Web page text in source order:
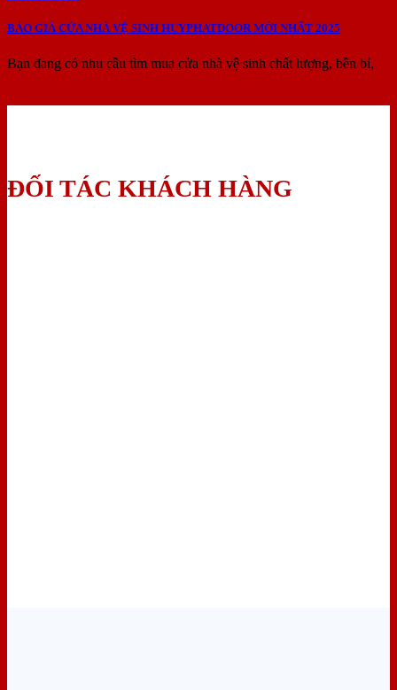
BÁO GIÁ CỬA NHÀ VỆ SINH HUYPHATDOOR MỚI NHẤT 2025
Bạn đang có nhu cầu tìm mua cửa nhà vệ sinh chất lượng, bền bỉ,
ĐỐI TÁC KHÁCH HÀNG